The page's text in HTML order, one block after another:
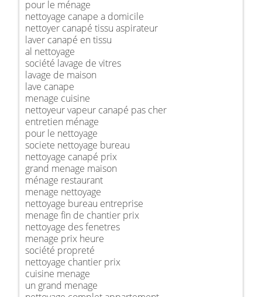
pour le ménage
nettoyage canape a domicile
nettoyer canapé tissu aspirateur
laver canapé en tissu
al nettoyage
société lavage de vitres
lavage de maison
lave canape
menage cuisine
nettoyeur vapeur canapé pas cher
entretien ménage
pour le nettoyage
societe nettoyage bureau
nettoyage canapé prix
grand menage maison
ménage restaurant
menage nettoyage
nettoyage bureau entreprise
menage fin de chantier prix
nettoyage des fenetres
menage prix heure
société propreté
nettoyage chantier prix
cuisine menage
un grand menage